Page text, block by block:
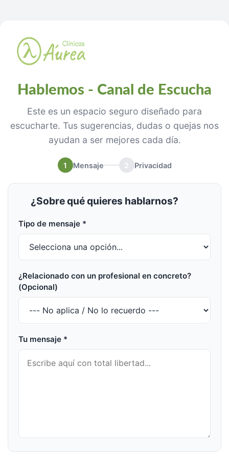
Hablemos - Canal de Escucha
Este es un espacio seguro diseñado para
escucharte. Tus sugerencias, dudas o quejas nos
ayudan a ser mejores cada día.
1 Mensaje 2 Privacidad
¿Sobre qué quieres hablarnos?
Tipo de mensaje *
¿Relacionado con un profesional en concreto?
(Opcional)
Tu mensaje *